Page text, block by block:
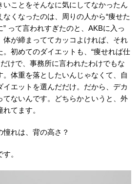
いことをそんなに気にしてなかったん
くなったのは、周りの人から“痩せた
” って言われすぎたのと、AKBに入っ
体が締まっててカッコよければ、それ
。初めてのダイエットも、“痩せれば仕
けで、事務所に言われたわけでもな
。体重を落としたいんじゃなくて、自
イエットを選んだだけ。だから、デカ
てないんです。どちらかというと、外
てます。
れは、背の高さ？
。